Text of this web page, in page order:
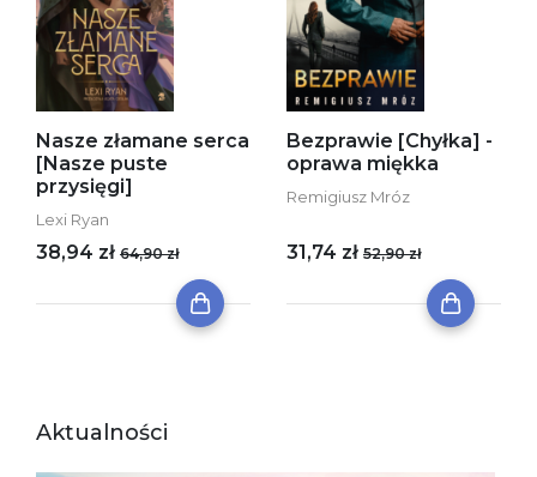
Nasze złamane serca
[Nasze puste
przysięgi]
Lexi Ryan
38,94 zł 64,90 zł
Bezprawie [Chyłka] -
oprawa miękka
Remigiusz Mróz
31,74 zł 52,90 zł
Aktualności